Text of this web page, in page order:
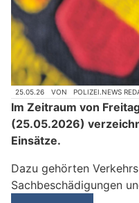
25.05.26 VON POLIZEI.NEWS
Im Zeitraum von
(25.05.2026)
Einsätze.
Dazu gehörten
Sachbeschädigungen